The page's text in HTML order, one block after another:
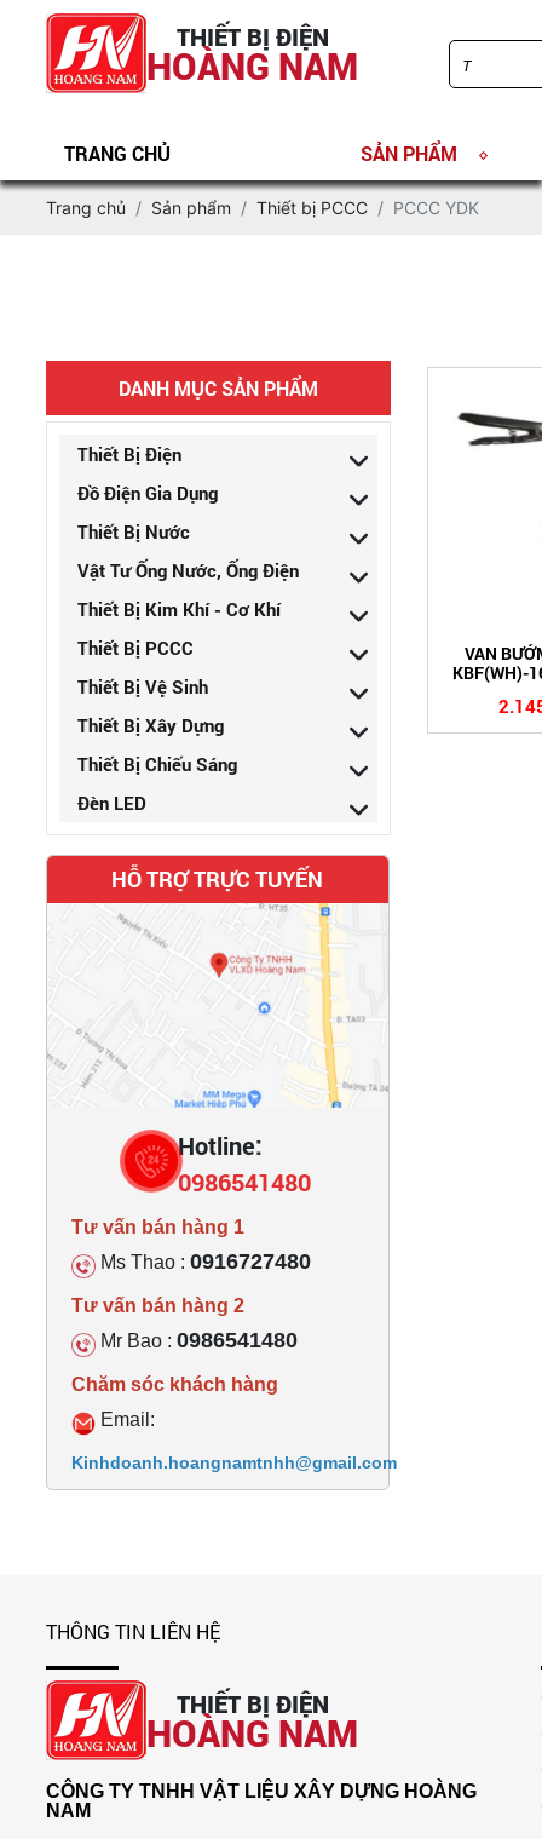
THIẾT BỊ ĐIỆN
HOÀNG NAM
TRANG CHỦ SẢN PHẨM
Trang chủ Sản phẩm Thiết bị PCCC PCCC YDK
DANH MỤC SẢN PHẨM
Thiết Bị Điện
Đồ Điện Gia Dụng
Thiết Bị Nước
Vật Tư Ống Nước, Ống Điện
Thiết Bị Kim Khí - Cơ Khí
Thiết Bị PCCC
Thiết Bị Vệ Sinh
Thiết Bị Xây Dựng
Thiết Bị Chiếu Sáng
Đèn LED
HỖ TRỢ TRỰC TUYẾN
Hotline:
0986541480
Tư vấn bán hàng 1
Ms Thao : 0916727480
Tư vấn bán hàng 2
Mr Bao : 0986541480
Chăm sóc khách hàng
Email:
Kinhdoanh.hoangnamtnhh@gmail.com
VAN
KBF(WH)-
THÔNG TIN LIÊN HỆ
THIẾT BỊ ĐIỆN
HOÀNG NAM
CÔNG TY TNHH VẬT LIỆU XÂY DỰNG HOÀNG
NAM